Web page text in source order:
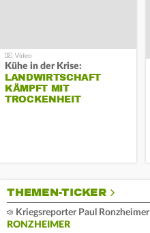
Kühe in der Krise:
LANDWIRTSCHAFT
KÄMPFT MIT
TROCKENHEIT
THEMEN-TICKER
Kriegsreporter Paul Ronzheimer
RONZHEIMER